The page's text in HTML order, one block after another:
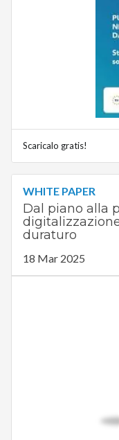
Scaricalo gratis!
WHITE PAPER
Dal piano alla
duraturo
18 Mar 2025